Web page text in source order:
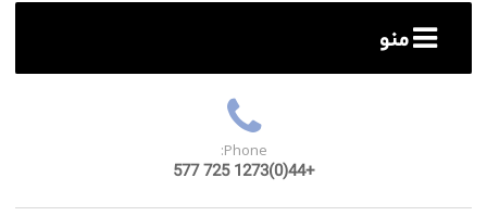
منو
Phone:
+44(0)1273 725 577